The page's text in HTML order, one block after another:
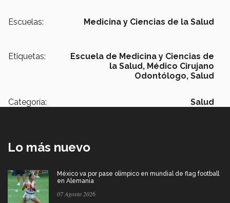
Escuelas: Medicina y Ciencias de la Salud
Etiquetas:
Escuela de Medicina y Ciencias de
la Salud, Médico Cirujano
Odontólogo, Salud
Categoría: Salud
Lo más nuevo
México va por pase olímpico en mundial de flag football
en Alemania
07 Agosto 2026